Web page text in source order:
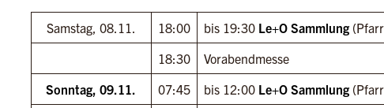
Samstag, 08.11. 18:00 bis 19:30 Le+O Sammlung
18:30
Vorabendmesse
Sonntag, 09.11.
07:45 bis 12:00 Le+O Sammlung